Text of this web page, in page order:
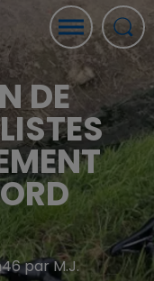
DE
par M.J.